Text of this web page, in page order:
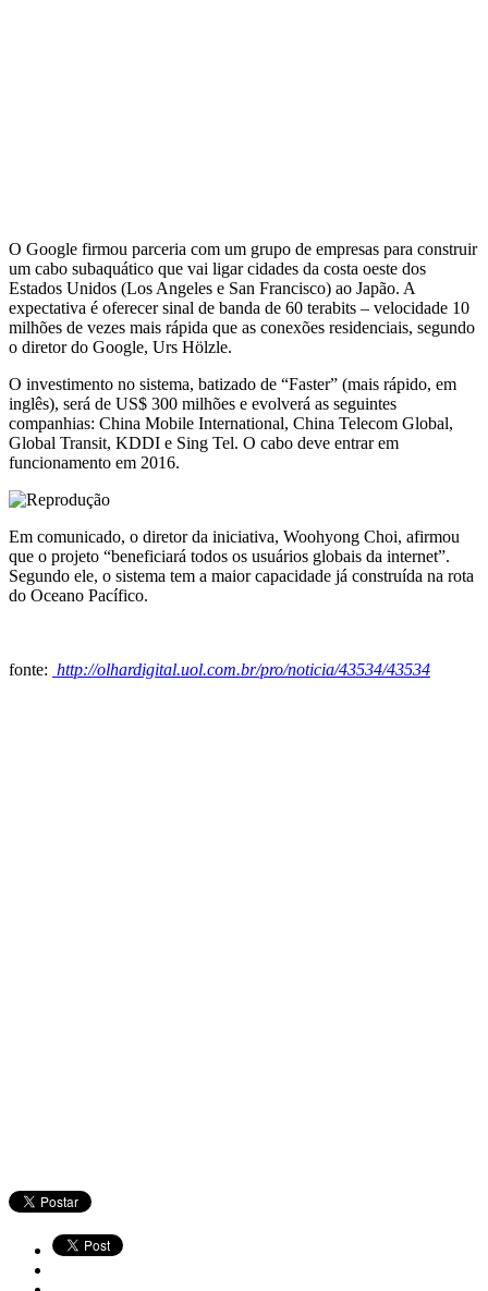
O Google firmou parceria com um grupo de empresas para construir
um cabo subaquático que vai ligar cidades da costa oeste dos
Estados Unidos (Los Angeles e San Francisco) ao Japão. A
expectativa é oferecer sinal de banda de 60 terabits – velocidade 10
milhões de vezes mais rápida que as conexões residenciais, segundo
o diretor do Google, Urs Hölzle.
O investimento no sistema, batizado de “Faster” (mais rápido, em
inglês), será de US$ 300 milhões e evolverá as seguintes
companhias: China Mobile International, China Telecom Global,
Global Transit, KDDI e Sing Tel. O cabo deve entrar em
funcionamento em 2016.
Em comunicado, o diretor da iniciativa, Woohyong Choi, afirmou
que o projeto “beneficiará todos os usuários globais da internet”.
Segundo ele, o sistema tem a maior capacidade já construída na rota
do Oceano Pacífico.
fonte: http://olhardigital.uol.com.br/pro/noticia/43534/43534